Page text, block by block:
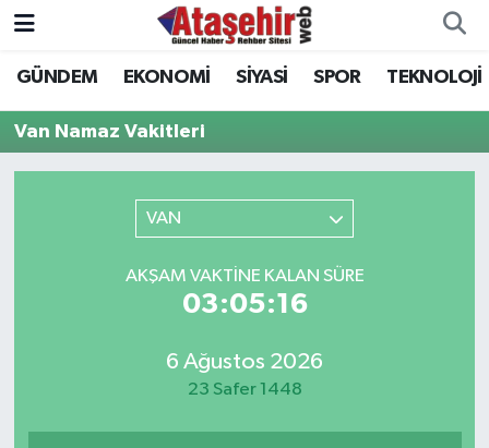
GÜNDEM EKONOMİ SİYASİ SPOR TEKNOLOJİ
Van Namaz Vakitleri
VAN
AKŞAM VAKTINE KALAN SÜRE
03:05:16
6 Ağustos 2026
23 Safer 1448
Hava Durumu
Trafik Durumu
Son Dakika Haberleri